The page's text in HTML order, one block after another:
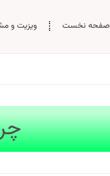
صفحه نخست ویزیت و